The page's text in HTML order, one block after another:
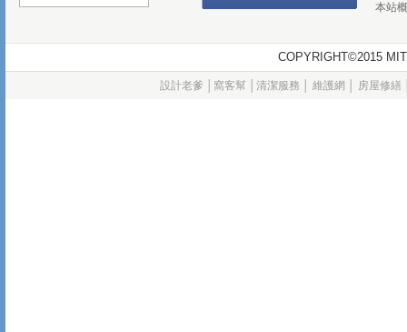
本站
COPYRIGHT©2015
設計老爹 窩客幫 清潔服務 維護網 房屋修繕